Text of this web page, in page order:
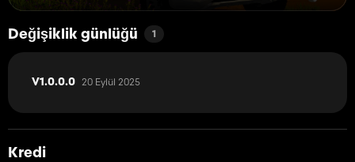
Değişiklik günlüğü 1
V1.0.0.0 20 Eylül 2025
Kredi